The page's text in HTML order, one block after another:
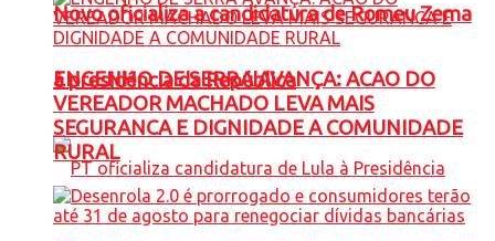
Novo oficializa a candidatura de Romeu Zema
à presidência da República
ENGENHO DE SERRA AVANÇA: ACAO DO
VEREADOR MACHADO LEVA MAIS
SEGURANCA E DIGNIDADE A COMUNIDADE
RURAL